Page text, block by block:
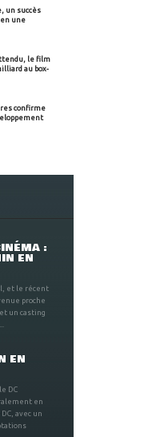
un succès
une
le film
au box-
confirme
:
EN
et le récent
proche
un casting
EN
DC
en
avec un